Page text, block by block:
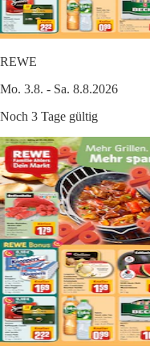
REWE
Mo. 3.8. - Sa. 8.8.2026
Noch 3 Tage gültig